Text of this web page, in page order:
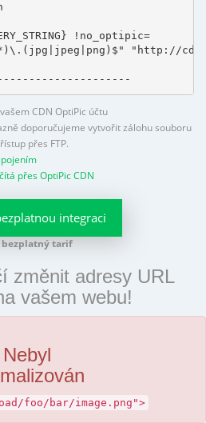
!no_optipic=
"http://
CDN OptiPic účtu
doporučujeme vytvořit zálohu souboru
přes FTP.
přes OptiPic CDN
integraci
bezplatný tarif
změnit adresy URL
vašem webu!
Nebyl
foo/bar/image.png">